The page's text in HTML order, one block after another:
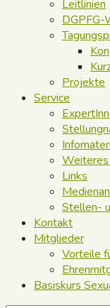
Leitlinien
DGPFG-
Projekte
Service
Links
Stellen-
Kontakt
Mitglieder
Vorteile
Basiskurs